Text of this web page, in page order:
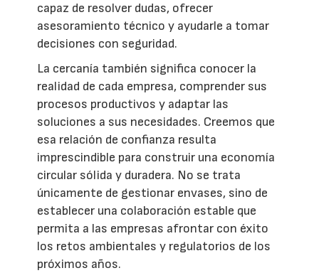
capaz de resolver dudas, ofrecer
asesoramiento técnico y ayudarle a tomar
decisiones con seguridad.
La cercanía también significa conocer la
realidad de cada empresa, comprender sus
procesos productivos y adaptar las
soluciones a sus necesidades. Creemos que
esa relación de confianza resulta
imprescindible para construir una economía
circular sólida y duradera. No se trata
únicamente de gestionar envases, sino de
establecer una colaboración estable que
permita a las empresas afrontar con éxito
los retos ambientales y regulatorios de los
próximos años.